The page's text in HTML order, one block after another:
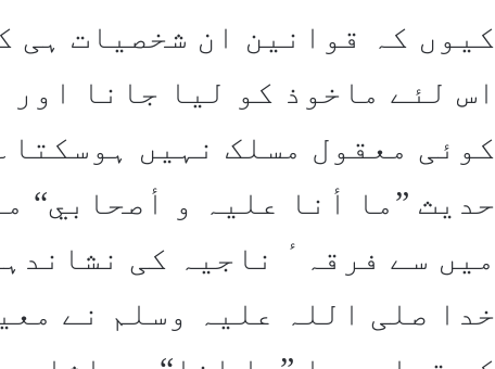
کیوں کہ قوانین ان شخصیات ہی
اس لئے ماخوذ کو لیا جانا اور
کوئی معقول مسلک نہیں ہوسکتا۔
میں سے فرقہٴ ناجیہ کی
خدا صلی اللہ علیہ وسلم نے